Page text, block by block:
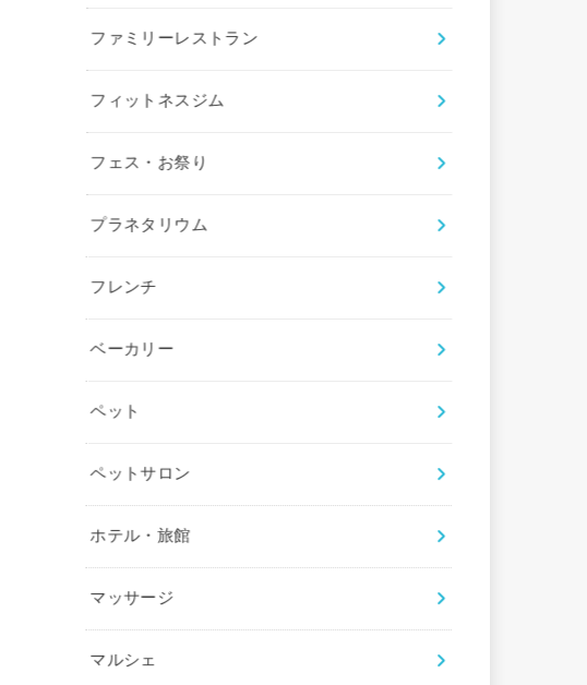
ファミリーレストラン
フィットネスジム
フェス・お祭り
プラネタリウム
フレンチ
ベーカリー
ペット
ペットサロン
ホテル・旅館
マッサージ
マルシェ